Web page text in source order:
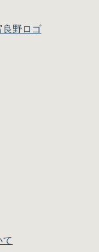
て